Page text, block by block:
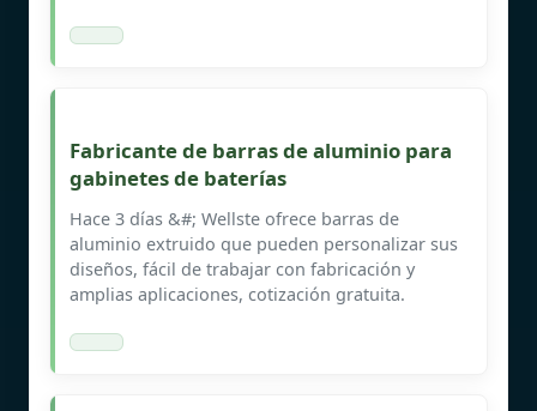
Fabricante de barras de aluminio para
gabinetes de baterías
Hace 3 días &#; Wellste ofrece barras de
aluminio extruido que pueden personalizar sus
diseños, fácil de trabajar con fabricación y
amplias aplicaciones, cotización gratuita.